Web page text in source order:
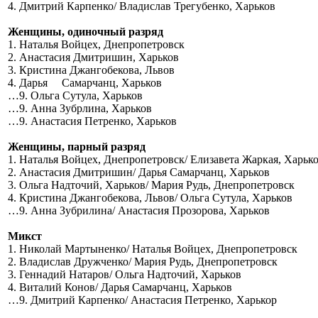
4. Дмитрий Карпенко/ Владислав Трегубенко, Харьков
Женщины, одиночный разряд
1. Наталья Войцех, Днепропетровск
2. Анастасия Дмитришин, Харьков
3. Кристина Джангобекова, Львов
4. Дарья Самарчанц, Харьков
…9. Ольга Сутула, Харьков
…9. Анна Зубрлина, Харьков
…9. Анастасия Петренко, Харьков
Женщины, парный разряд
1. Наталья Войцех, Днепропетровск/ Елизавета Жаркая,
2. Анастасия Дмитришин/ Дарья Самарчанц, Харьков
3. Ольга Надточий, Харьков/ Мария Рудь, Днепропетровск
4. Кристина Джангобекова, Львов/ Ольга Сутула, Харьков
…9. Анна Зубрилина/ Анастасия Прозорова, Харьков
Микст
1. Николай Мартыненко/ Наталья Войцех, Днепропетровск
2. Владислав Дружченко/ Мария Рудь, Днепропетровск
3. Геннадий Натаров/ Ольга Надточий, Харьков
4. Виталий Конов/ Дарья Самарчанц, Харьков
…9. Дмитрий Карпенко/ Анастасия Петренко, Харькор